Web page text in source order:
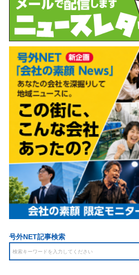
号外NET記事検索